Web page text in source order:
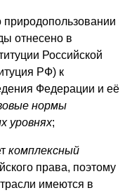
природопользовании
отнесено в
Российской
РФ) к
Федерации и её
нормы
уровнях;
комплексный
права, поэтому
имеются в